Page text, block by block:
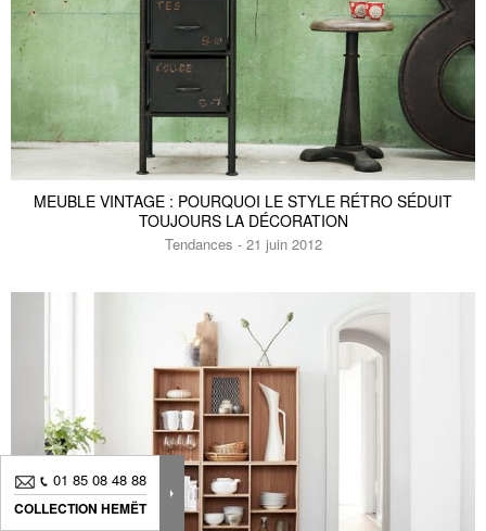
01 85 08 48 88
COLLECTION HEMËT
MEUBLE VINTAGE : POURQUOI LE STYLE RÉTRO SÉDUIT
TOUJOURS LA DÉCORATION
Tendances - 21 juin 2012
01 85 08 48 88
COLLECTION HEMËT